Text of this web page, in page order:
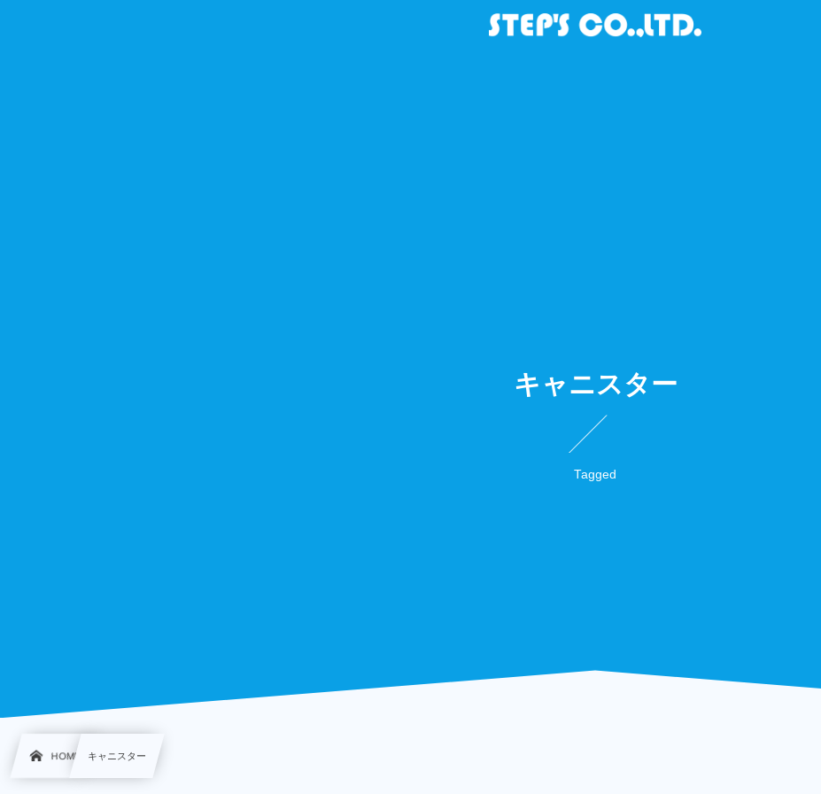
キャニスター
Tagged
HOME キャニスター